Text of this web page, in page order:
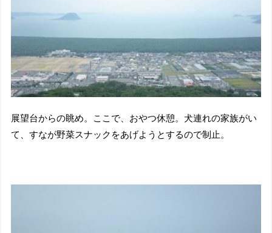
展望台からの眺め。ここで、おやつ休憩。犬連れの家族がい
て、すなが野菜スナックをあげようとするので制止。